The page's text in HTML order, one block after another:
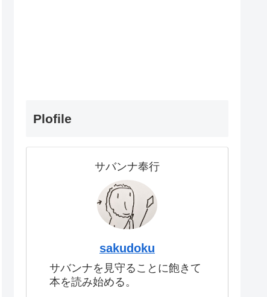
Plofile
サバンナ奉行
sakudoku
サバンナを見守ることに飽きて
本を読み始める。